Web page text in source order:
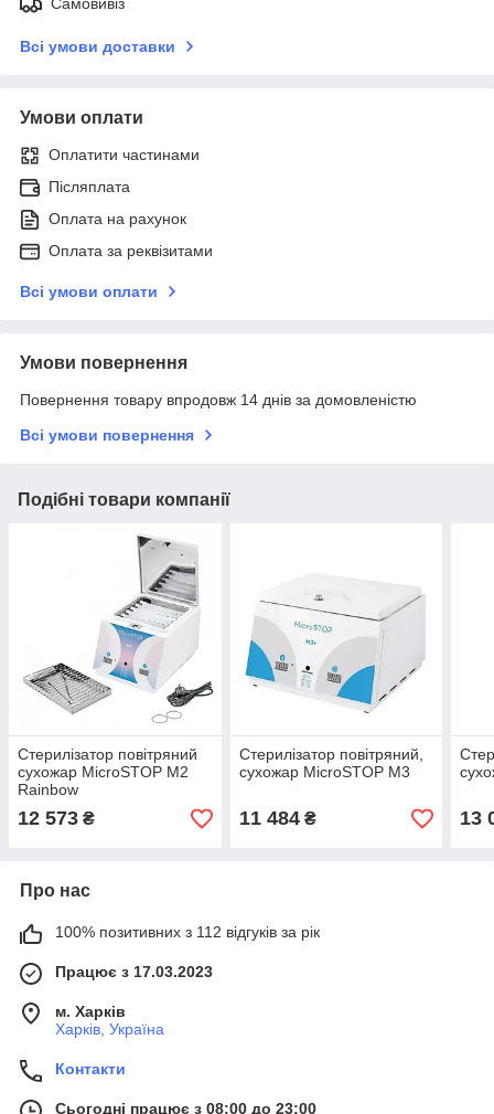
Всі умови доставки
Умови оплати
Оплатити частинами
Післяплата
Оплата на рахунок
Оплата за реквізитами
Всі умови оплати
Умови повернення
Повернення товару впродовж 14 днів за домовленістю
Всі умови повернення
Подібні товари компанії
Стерилізатор повітряний
сухожар MicroSTOP M2
Rainbow
12 573 ₴
Стерилізатор повітряний,
сухожар MicroSTOP M3
11 484₴ 13
Про нас
100% позитивних з 112 відгуків за рік
Працює з 17.03.2023
м. Харків
Харків, Україна
Контакти
Сьогодні працює з 08:00 до 23:00